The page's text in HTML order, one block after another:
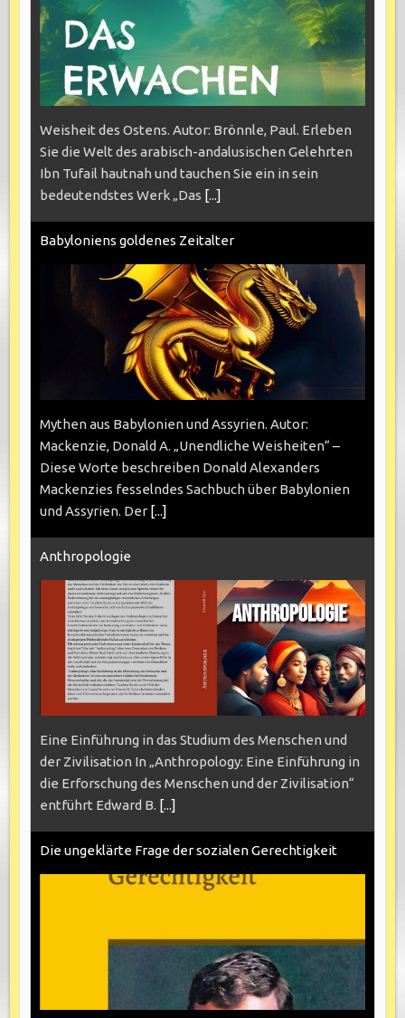
Weisheit des Ostens. Autor: Brönnle, Paul. Erleben
Sie die Welt des arabisch-andalusischen Gelehrten
Ibn Tufail hautnah und tauchen Sie ein in sein
bedeutendstes Werk „Das [...]
Babyloniens goldenes Zeitalter
Mythen aus Babylonien und Assyrien. Autor:
Mackenzie, Donald A. „Unendliche Weisheiten“ –
Diese Worte beschreiben Donald Alexanders
Mackenzies fesselndes Sachbuch über Babylonien
und Assyrien. Der [...]
Anthropologie
Eine Einführung in das Studium des Menschen und
der Zivilisation In „Anthropology: Eine Einführung in
die Erforschung des Menschen und der Zivilisation“
entführt Edward B. [...]
Die ungeklärte Frage der sozialen Gerechtigkeit